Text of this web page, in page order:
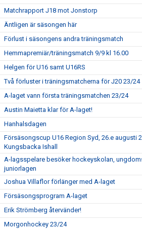
Matchrapport J18 mot Jonstorp
Äntligen är säsongen här
Förlust i säsongens andra träningsmatch
Hemmapremiär/träningsmatch 9/9 kl 16.00
Helgen för U16 samt U16RS
Två förluster i träningsmatcherna för J20 23/24
A-laget vann första träningsmatchen 23/24
Austin Maietta klar för A-laget!
Hanhalsdagen
Försäsongscup U16 Region Syd, 26.e augusti
Kungsbacka Ishall
A-lagsspelare besöker hockeyskolan,
juniorlagen
Joshua Villaflor förlänger med A-laget
Försäsongsprogram A-laget
Erik Strömberg återvänder!
Morgonhockey 23/24